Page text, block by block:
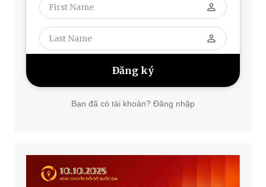
perm_identity
perm_identity
Bạn đã có tài khoản? Đăng nhập